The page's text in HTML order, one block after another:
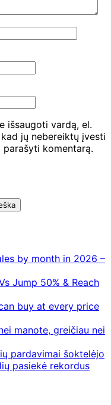
išsaugoti vardą, el.
jų nebereiktų įvesti
komentarą.
by month in 2026 –
Jump 50% & Reach
buy at every price
manote, greičiau nei
pardavimai šoktelėjo
pasiekė rekordus